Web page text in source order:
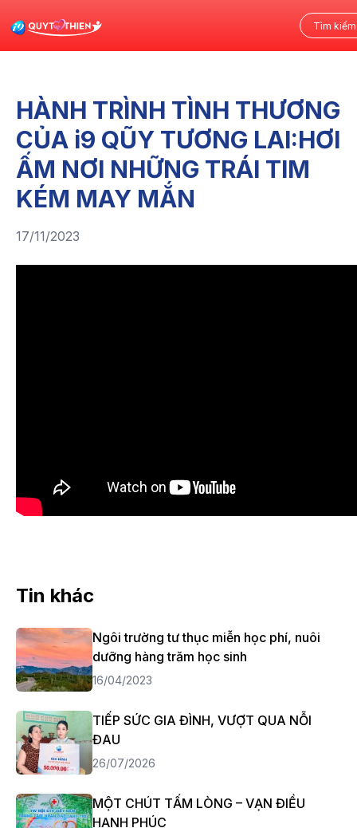
HÀNH TRÌNH TÌNH THƯƠNG
CỦA i9 QŨY TƯƠNG LAI:HƠI
ẤM NƠI NHỮNG TRÁI TIM
KÉM MAY MẮN
17/11/2023
Tin khác
Ngôi trường tư thục miễn học phí, nuôi
dưỡng hàng trăm học sinh
16/04/2023
TIẾP SỨC GIA ĐÌNH, VƯỢT QUA NỖI
ĐAU
26/07/2026
MỘT CHÚT TẤM LÒNG – VẠN ĐIỀU
HẠNH PHÚC